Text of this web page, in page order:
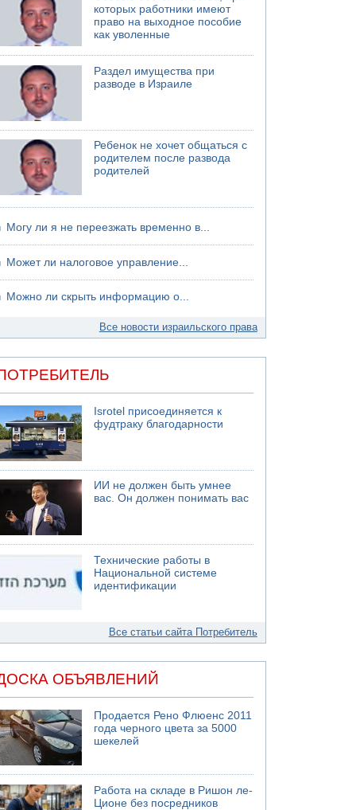
хуситов
которых работники имеют
право на выходное пособие
как уволенные
Раздел имущества при
разводе в Израиле
Ребенок не хочет общаться с
родителем после развода
родителей
Могу ли я не переезжать временно в...
Может ли налоговое управление...
Можно ли скрыть информацию о...
Все новости израильского права
Isrotel присоединяется к
фудтраку благодарности
ИИ не должен быть умнее
вас. Он должен понимать вас
Технические работы в
Национальной системе
идентификации
Все статьи сайта Потребитель
ОБЪЯВЛЕНИЙ
Продается Рено Флюенс 2011
года черного цвета за 5000
шекелей
Работа на складе в Ришон ле-
Ционе без посредников